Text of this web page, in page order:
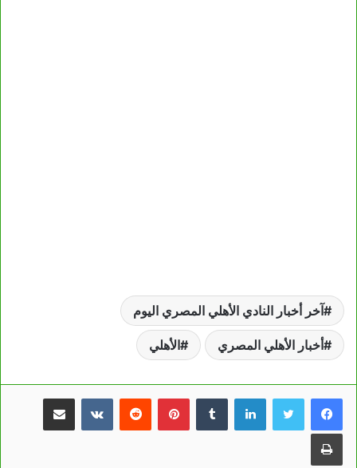
آخر أخبار النادي الأهلي المصري اليوم
أخبار الأهلي المصري الأهلي
لينكدإن بينتيريست مشاركة عبر البريد
طباعة